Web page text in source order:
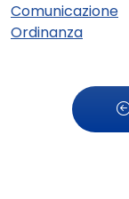
Comunicazione
Ordinanza